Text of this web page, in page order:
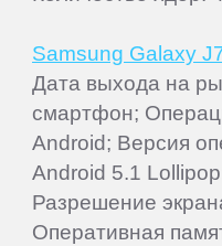
Samsung Galaxy
Дата выхода на
смартфон;
Android; Версия
Android 5.1
Разрешение
Оперативная